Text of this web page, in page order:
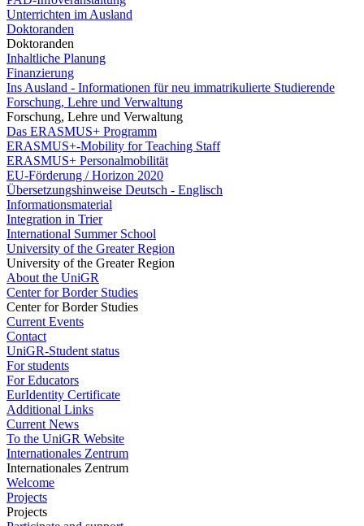
Unterrichten im Ausland
Doktoranden
Doktoranden
Inhaltliche Planung
Finanzierung
Ins Ausland - Informationen für neu immatrikulierte Studierende
Forschung, Lehre und Verwaltung
Forschung, Lehre und Verwaltung
Das ERASMUS+ Programm
ERASMUS+-Mobility for Teaching Staff
ERASMUS+ Personalmobilität
EU-Förderung / Horizon 2020
Übersetzungshinweise Deutsch - Englisch
Informationsmaterial
Integration in Trier
International Summer School
University of the Greater Region
University of the Greater Region
About the UniGR
Center for Border Studies
Center for Border Studies
Current Events
Contact
UniGR-Student status
For students
For Educators
EurIdentity Certificate
Additional Links
Current News
To the UniGR Website
Internationales Zentrum
Internationales Zentrum
Welcome
Projects
Projects